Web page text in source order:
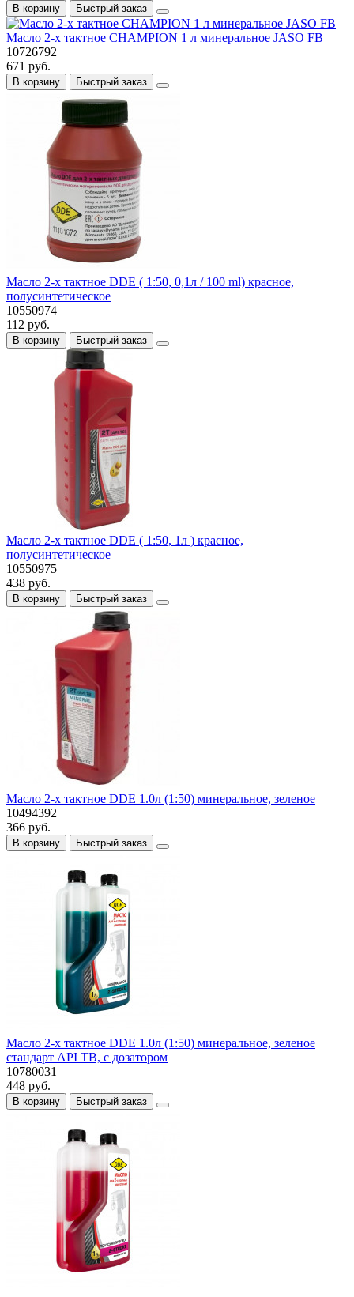
В корзину Быстрый заказ
Масло 2-х тактное CHAMPION 1 л минеральное JASO FB
10726792
671 руб.
В корзину Быстрый заказ
Масло 2-х тактное DDE ( 1:50, 0,1л / 100 ml) красное,
полусинтетическое
10550974
112 руб.
В корзину Быстрый заказ
Масло 2-х тактное DDE ( 1:50, 1л ) красное,
полусинтетическое
10550975
438 руб.
В корзину Быстрый заказ
Масло 2-х тактное DDE 1.0л (1:50) минеральное, зеленое
10494392
366 руб.
В корзину Быстрый заказ
Масло 2-х тактное DDE 1.0л (1:50) минеральное, зеленое
стандарт API TB, с дозатором
10780031
448 руб.
В корзину Быстрый заказ